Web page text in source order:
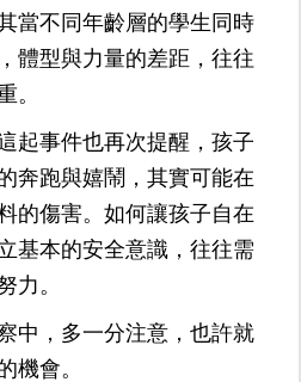
當不同年齡層的學生同時
體型與力量的差距，往往
。
起事件也再次提醒，孩子
奔跑與嬉鬧，其實可能在
的傷害。如何讓孩子自在
基本的安全意識，往往需
力。
中，多一分注意，也許就
機會。